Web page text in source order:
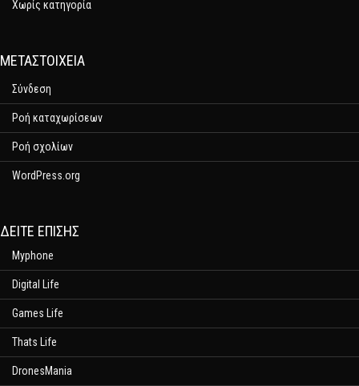
Χωρίς κατηγορία
ΜΕΤΑΣΤΟΙΧΕΊΑ
Σύνδεση
Ροή καταχωρίσεων
Ροή σχολίων
WordPress.org
ΔΕΊΤΕ ΕΠΊΣΗΣ
Myphone
Digital Life
Games Life
Thats Life
DronesMania